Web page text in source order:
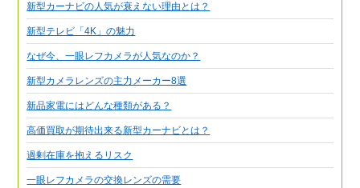
新型カーナビの人気が衰えない理由とは？
新型テレビ「4K」の魅力
なぜ今、一眼レフカメラが人気なのか？
新型カメラレンズの主力メーカー8選
新品家電にはどんな種類がある？
高価買取が期待出来る新型カーナビとは？
過剰在庫を抱えるリスク
一眼レフカメラの交換レンズの需要